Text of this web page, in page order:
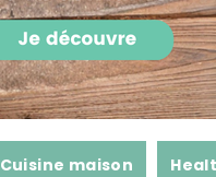
Cuisine maison